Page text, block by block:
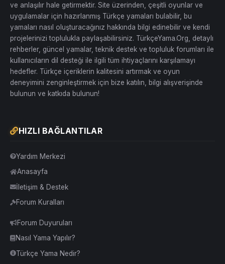
ve anlaşılır hale getirmektir. Site üzerinden, çeşitli oyunlar ve
uygulamalar için hazırlanmış Türkçe yamaları bulabilir, bu
yamaları nasıl oluşturacağınız hakkında bilgi edinebilir ve kendi
projelerinizi toplulukla paylaşabilirsiniz. TürkçeYama.Org, detaylı
rehberler, güncel yamalar, teknik destek ve topluluk forumları ile
kullanıcıların dil desteği ile ilgili tüm ihtiyaçlarını karşılamayı
hedefler. Türkçe içeriklerin kalitesini artırmak ve oyun
deneyimini zenginleştirmek için bize katılın, bilgi alışverişinde
bulunun ve katkıda bulunun!
HIZLI BAĞLANTILAR
Yardım Merkezi
Anasayfa
İletişim & Destek
Forum Kuralları
Forum Duyuruları
Nasıl Yama Yapılır?
Türkçe Yama Nedir?